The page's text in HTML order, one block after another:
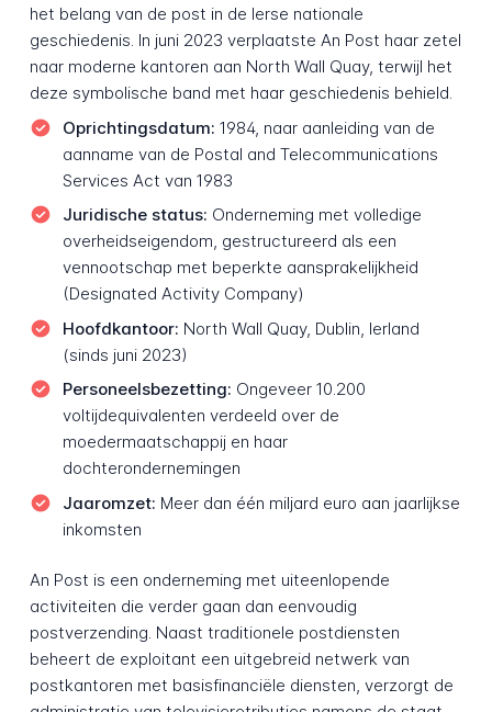
het belang van de post in de Ierse nationale
geschiedenis. In juni 2023 verplaatste An Post haar zetel
naar moderne kantoren aan North Wall Quay, terwijl het
deze symbolische band met haar geschiedenis behield.
Oprichtingsdatum: 1984, naar aanleiding van de
aanname van de Postal and Telecommunications
Services Act van 1983
Juridische status: Onderneming met volledige
overheidseigendom, gestructureerd als een
vennootschap met beperkte aansprakelijkheid
(Designated Activity Company)
Hoofdkantoor: North Wall Quay, Dublin, Ierland
(sinds juni 2023)
Personeelsbezetting: Ongeveer 10.200
voltijdequivalenten verdeeld over de
moedermaatschappij en haar
dochterondernemingen
Jaaromzet: Meer dan één miljard euro aan jaarlijkse
inkomsten
An Post is een onderneming met uiteenlopende
activiteiten die verder gaan dan eenvoudig
postverzending. Naast traditionele postdiensten
beheert de exploitant een uitgebreid netwerk van
postkantoren met basisfinanciële diensten, verzorgt de